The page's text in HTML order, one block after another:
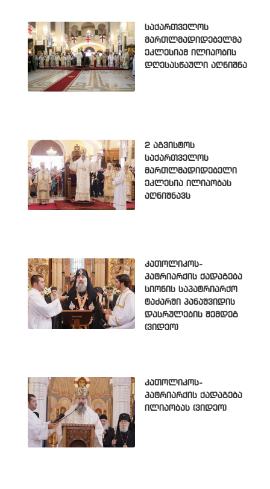
საქართველოს
მართლმადიდებელმა
ეკლესიამ ილიაობის
დღესასწაული აღნიშნა
2 აგვისტოს
საქართველოს
მართლმადიდებელი
ეკლესია ილიაობას
აღნიშნავს
კათოლიკოს-
პატრიარქის ქადაგება
სიონის საპატრიარქო
ტაძარში პანაშვიდის
დასრულების შემდეგ
(ვიდეო)
კათოლიკოს-
პატრიარქის ქადაგება
ილიაობას (ვიდეო)